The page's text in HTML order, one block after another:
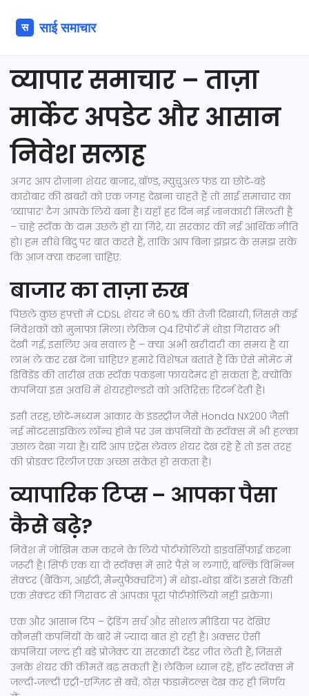
व्यापार समाचार – ताज़ा
मार्केट अपडेट और आसान
निवेश सलाह
अगर आप रोज़ाना शेयर बाजार, बॉण्ड, म्युचुअल फंड या छोटे‑बड़े
कारोबार की खबरों को एक जगह देखना चाहते हैं तो साई समाचार का
‘व्यापार’ टैग आपके लिये बना है। यहाँ हर दिन नई जानकारी मिलती है
– चाहे स्टॉक के दाम उछले हों या गिरे, या सरकार की नई आर्थिक नीति
हो। हम सीधे बिंदु पर बात करते हैं, ताकि आप बिना झंझट के समझ सकें
कि आज क्या करना चाहिए.
बाजार का ताज़ा रुख
पिछले कुछ हफ़्तों में CDSL शेयर ने 60 % की तेज़ी दिखायी, जिससे कई
निवेशकों को मुनाफ़ा मिला। लेकिन Q4 रिपोर्ट में थोड़ा गिरावट भी
देखी गई, इसलिए अब सवाल है – क्या अभी खरीदारी का समय है या
लाभ ले कर रख देना चाहिए? हमारे विशेषज्ञ बताते हैं कि ऐसे मोमेंट में
डिविडेंड की तारीख तक स्टॉक पकड़ना फायदेमंद हो सकता है, क्योंकि
कंपनियां इस अवधि में शेयरहोल्डरों को अतिरिक्त रिटर्न देती हैं।
इसी तरह, छोटे‑मध्यम आकार के इंडस्ट्रीज़ जैसे Honda NX200 जैसी
नई मोटरसाइकिल लॉन्च होने पर उन कंपनियों के स्टॉक्स में भी हल्का
उछाल देखा गया है। यदि आप एंट्रेंस लेवल शेयर देख रहे हैं तो इस तरह
की प्रोडक्ट रिलीज़ एक अच्छा संकेत हो सकता है।
व्यापारिक टिप्स – आपका पैसा
कैसे बढ़े?
निवेश में जोखिम कम करने के लिये पोर्टफोलियो डाइवर्सिफाई करना
जरूरी है। सिर्फ एक या दो स्टॉक्स में सारे पैसे न लगाएँ, बल्कि विभिन्न
सेक्टर (बैंकिंग, आईटी, मैन्युफैक्चरिंग) में थोड़ा‑थोड़ा बाँटें। इससे किसी
एक सेक्टर की गिरावट से आपका पूरा पोर्टफोलियो नहीं झकेगा।
एक और आसान टिप – ट्रेंडिंग सर्च और सोशल मीडिया पर देखिए
कौनसी कंपनियों के बारे में ज़्यादा बात हो रही है। अक्सर ऐसी
कंपनियां जल्द ही बड़े प्रोजेक्ट या सरकारी टेंडर जीत लेती हैं, जिससे
उनके शेयर की कीमतें बढ़ सकती हैं। लेकिन ध्यान रहे, हॉट स्टॉक्स में
जल्दी‑जल्दी एंट्री-एग्ज़िट से बचें; ठोस फंडामेंटल्स देख कर ही निर्णय